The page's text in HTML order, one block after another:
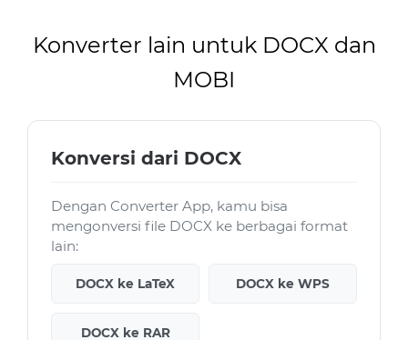
Konverter lain untuk DOCX dan
MOBI
Konversi dari DOCX
Dengan Converter App, kamu bisa
mengonversi file DOCX ke berbagai format
lain:
DOCX ke LaTeX DOCX ke WPS
DOCX ke RAR